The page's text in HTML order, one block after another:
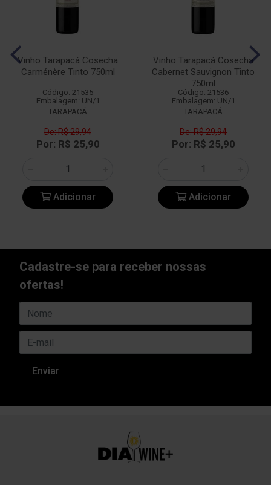
Vinho Tarapacá Cosecha
Carménère Tinto 750ml
Código: 21535
Embalagem: UN/1
TARAPACÁ
De: R$ 29,94
Por: R$ 25,90
Adicionar
Vinho Tarapacá Cosecha
Cabernet Sauvignon Tinto
750ml
Código: 21536
Embalagem: UN/1
TARAPACÁ
De: R$ 29,94
Por: R$ 25,90
Adicionar
Cadastre-se para receber nossas
ofertas!